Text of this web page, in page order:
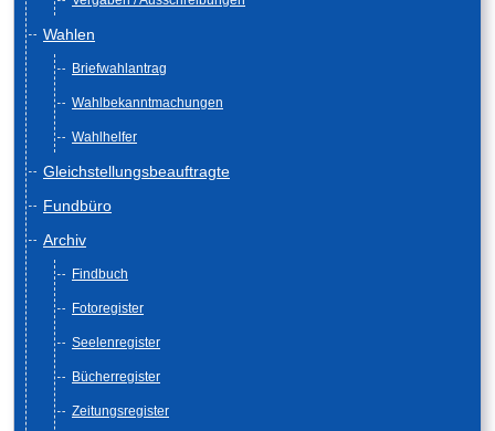
Wahlen
Briefwahlantrag
Wahlbekanntmachungen
Wahlhelfer
Gleichstellungsbeauftragte
Fundbüro
Archiv
Findbuch
Fotoregister
Seelenregister
Bücherregister
Zeitungsregister